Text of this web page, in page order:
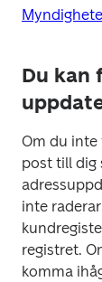
Du kan
Om du inte
post till dig
inte
registret.
komma